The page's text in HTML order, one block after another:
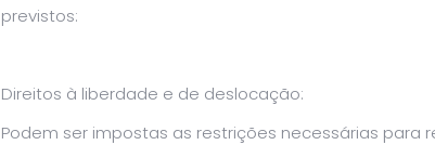
previstos:
Direitos à liberdade e de deslocação:
Podem ser impostas as restrições necessárias